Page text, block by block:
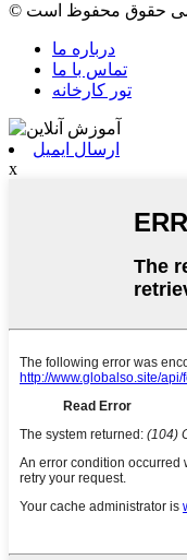
درباره ما
تماس با ما
تور کارخانه
ارسال ایمیل
x